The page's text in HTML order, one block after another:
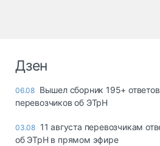
Дзен
06.08 Вышел сборник 195+
перевозчиков об ЭТрН
03.08 11 августа перевозчикам
об ЭТрН в прямом эфире